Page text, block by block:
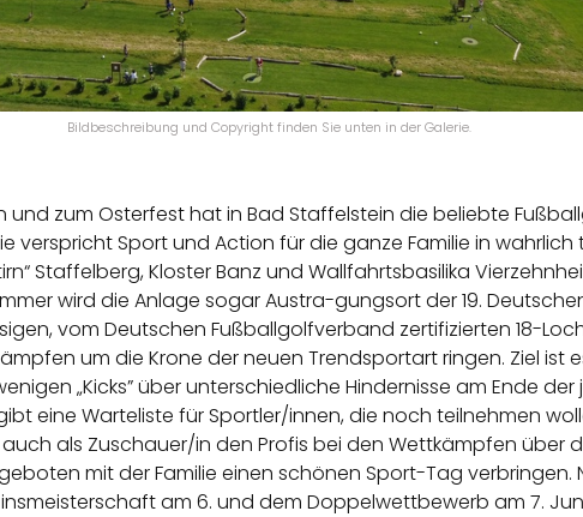
Bildbeschreibung und Copyright finden Sie unten in der Galerie.
und zum Osterfest hat in Bad Staffelstein die beliebte
verspricht Sport und Action für die ganze Familie in
Staffelberg, Kloster Banz und Wallfahrtsbasilika
wird die Anlage sogar Austra-gungsort der 19.
vom Deutschen Fußballgolfverband zertifizierten 18-
um die Krone der neuen Trendsportart ringen. Ziel ist
„Kicks” über unterschiedliche Hindernisse am Ende
eine Warteliste für Sportler/innen, die noch teilnehmen
als Zuschauer/in den Profis bei den Wettkämpfen über
mit der Familie einen schönen Sport-Tag
am 6. und dem Doppelwettbewerb am 7.